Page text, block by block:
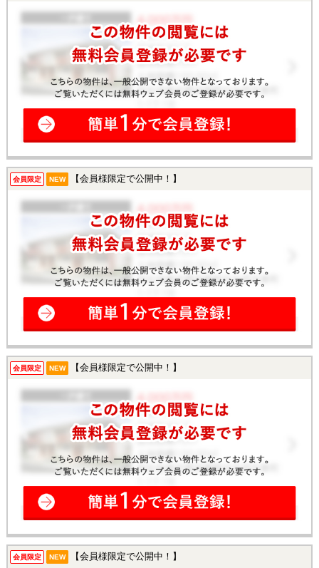
会員限定 NEW 【会員様限定で公開中！】
会員限定 NEW 【会員様限定で公開中！】
会員限定 NEW 【会員様限定で公開中！】